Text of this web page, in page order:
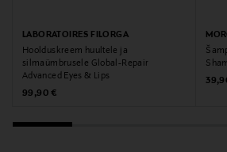
LABORATOIRES FILORGA
Hoolduskreem huultele ja
silmaümbrusele Global-Repair
Advanced Eyes & Lips
Original Price
99,90 €